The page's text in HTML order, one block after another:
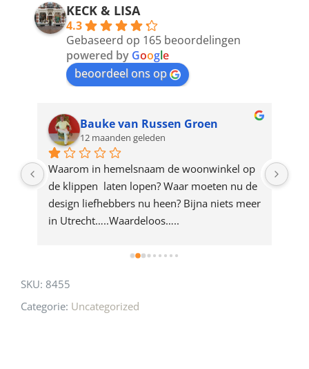
address
product
KECK & LISA
4.3
Gebaseerd op 165 beoordelingen
powered by Google
beoordeel ons op
Bauke van Russen Groen
12 maanden geleden
Waarom in hemelsnaam de woonwinkel op
de klippen  laten lopen? Waar moeten nu de
design liefhebbers nu heen? Bijna niets meer
in Utrecht…..Waardeloos…..
SKU: 8455
Categorie: Uncategorized